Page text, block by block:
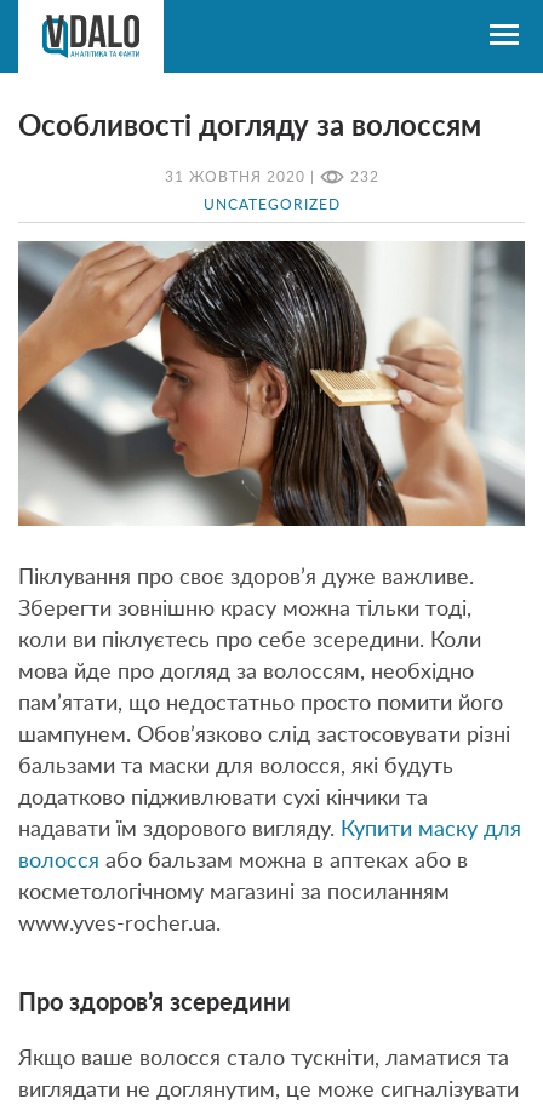
31 ЖОВТНЯ 2020 | 232
UNCATEGORIZED
Особливості догляду за волоссям
Піклування про своє здоров’я дуже важливе.
Зберегти зовнішню красу можна тільки тоді,
коли ви піклуєтесь про себе зсередини. Коли
мова йде про догляд за волоссям, необхідно
пам’ятати, що недостатньо просто помити його
шампунем. Обов’язково слід застосовувати різні
бальзами та маски для волосся, які будуть
додатково підживлювати сухі кінчики та
надавати їм здорового вигляду. Купити маску для
волосся або бальзам можна в аптеках або в
косметологічному магазині за посиланням
www.yves-rocher.ua.
Про здоров’я зсередини
Якщо ваше волосся стало тускніти, ламатися та
виглядати не доглянутим, це може сигналізувати